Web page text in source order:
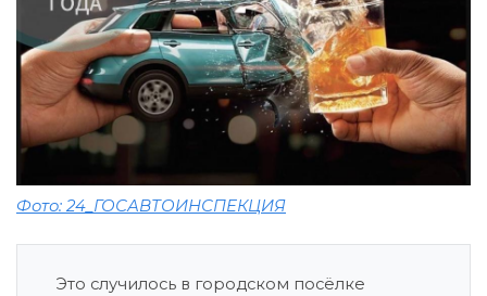
Фото: 24_ГОСАВТОИНСПЕКЦИЯ
Это случилось в городском посёлке